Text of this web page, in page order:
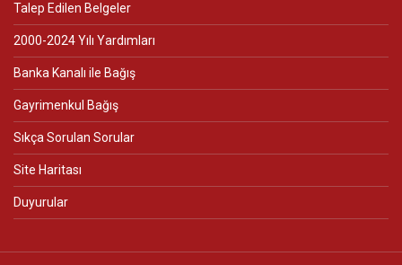
Talep Edilen Belgeler
2000-2024 Yılı Yardımları
Banka Kanalı ile Bağış
Gayrimenkul Bağış
Sıkça Sorulan Sorular
Site Haritası
Duyurular